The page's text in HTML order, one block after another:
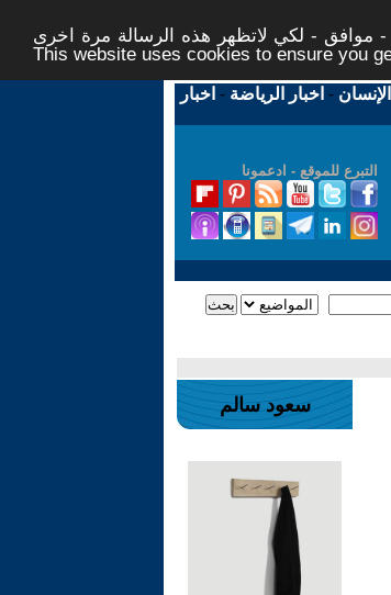
موافق - لكي لاتظهر هذه الرسالة مرة اخرى -
This website uses cookies to ensure you
- اخبار الرياضة - اخبار
التبرع للموقع - ادعمونا
سعود سالم